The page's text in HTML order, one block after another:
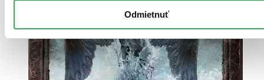
Odmietnuť